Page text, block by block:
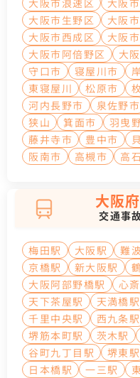
大阪市浪速区
大阪
大阪市生野区
大阪
大阪市西成区
大阪
大阪市阿倍野区
大
守口市
寝屋川市
東寝屋川
松原市
河内長野市
泉佐野市
狭山
箕面市 羽曳
藤井寺市
豊中市
阪南市
高槻市 高
大阪
交通事
梅田駅 大阪駅 難
京橋駅
新大阪駅
大阪阿部野橋駅
心
天下茶屋駅
天満橋駅
千里中央駅
西九条駅
堺筋本町駅
茨木駅
谷町九丁目駅
堺東駅
日本橋駅
一三駅